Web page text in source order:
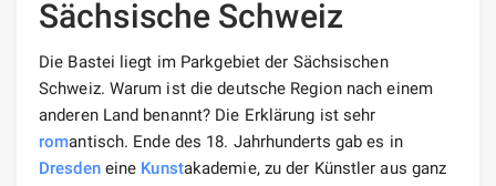
Sächsische Schweiz
Die Bastei liegt im Parkgebiet der Sächsischen
Schweiz. Warum ist die deutsche Region nach einem
anderen Land benannt? Die Erklärung ist sehr
romantisch. Ende des 18. Jahrhunderts gab es in
Dresdeneine Kunstakademie, zu der Künstler aus ganz